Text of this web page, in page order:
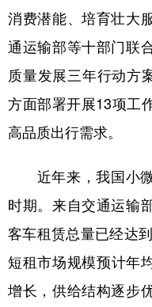
食品 人居
学术中国 乡村振
城市 旅游
彩票 娱乐
公益
文化产业
地方频道
北京 天津
消费潜能、培育壮大
通运输部等十部门联
质量发展三年行动方
方面部署开展13项工
高品质出行需求。
近年来，我国小微
时期。来自交通运输
客车租赁总量已经达
短租市场规模预计年
增长，供给结构逐步